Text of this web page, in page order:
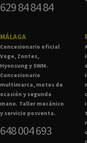
629 84 84 84
MÁLAGA
Concesionario oficial
Voge, Zontes,
Hyonsung y SWM.
Concesionario
multimarca, motos de
ocasión y segunda
mano. Taller mecánico
y servicio posventa.
648 004 693